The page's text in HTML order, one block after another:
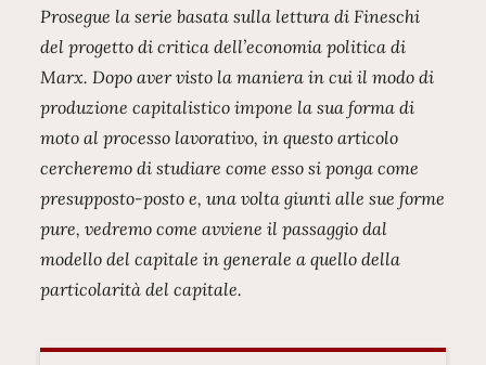
Prosegue la serie basata sulla lettura di Fineschi
del progetto di critica dell’economia politica di
Marx. Dopo aver visto la maniera in cui il modo di
produzione capitalistico impone la sua forma di
moto al processo lavorativo, in questo articolo
cercheremo di studiare come esso si ponga come
presupposto-posto e, una volta giunti alle sue forme
pure, vedremo come avviene il passaggio dal
modello del capitale in generale a quello della
particolarità del capitale.